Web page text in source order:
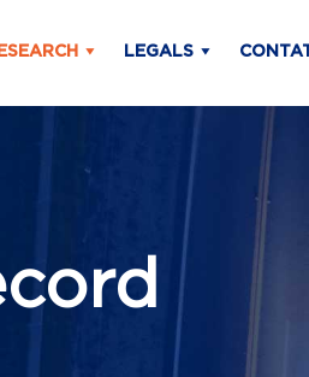
LEGALS